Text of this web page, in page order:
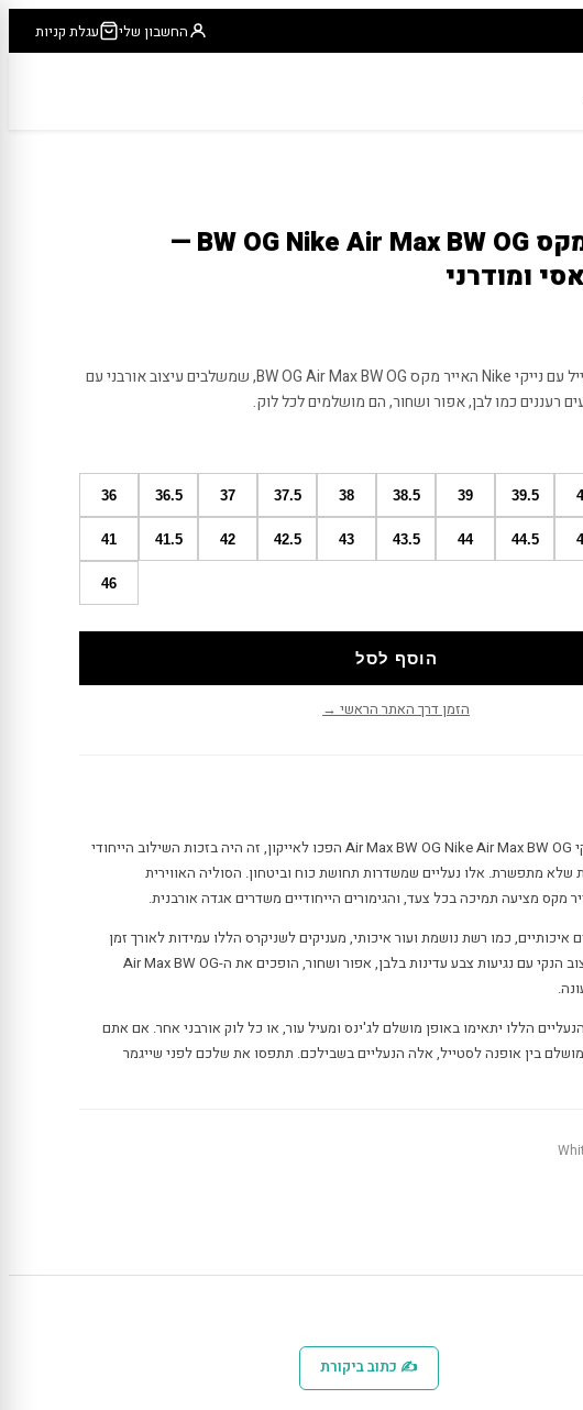
החשבון שלי עגלת קניות
נייקי אייר מקס BW OG Nike Air Max BW OG —
ומודרני
תקפיצו לכם את הסטייל עם נייקי Nike האייר מקס BW OG Air Max BW OG, שמשלבים עיצוב אורבני עם
רעננים כמו לבן, אפור ושחור, הם מושלמים לכל לוק.
36 36.5 37 37.5 38 38.5 39 39.5
41 41.5 42 42.5 43 43.5 44 44.5
46
הוסף לסל
הזמן דרך האתר הראשי →
כשהיה ברור שנייקי נייקי Air Max BW OG Nike Air Max BW OG הפכו לאייקון, זה היה בזכות השילוב הייחודי
שלא מתפשרת. אלו נעליים שמשדרות תחושת כוח וביטחון. הסוליה האווירית
מקס מציעה תמיכה בכל צעד, והגימורים הייחודיים משדרים אגדה אורבנית.
כמו רשת נושמת ועור איכותי, מעניקים לשניקרס הללו עמידות לאורך זמן
ונוחות מקסימלית. העיצוב הנקי עם נגיעות צבע עדינות בלבן, אפור ושחור, הופכים את ה-Air Max BW OG
הללו יתאימו באופן מושלם לג'ינס ומעיל עור, או כל לוק אורבני אחר. אם אתם
בין אופנה לסטייל, אלה הנעליים בשבילכם. תתפסו את שלכם לפני שייגמר
✍ כתוב ביקורת